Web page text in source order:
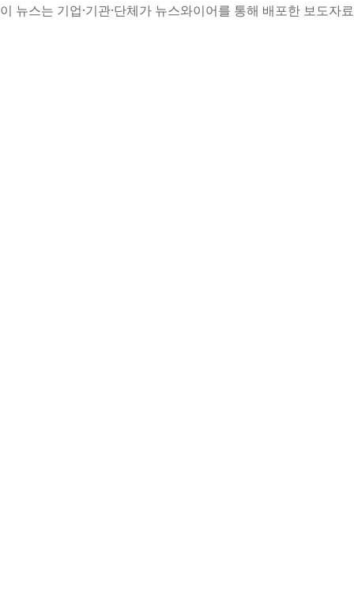
이 뉴스는 기업·기관·단체가 뉴스와이어를 통해 배포한 보도자